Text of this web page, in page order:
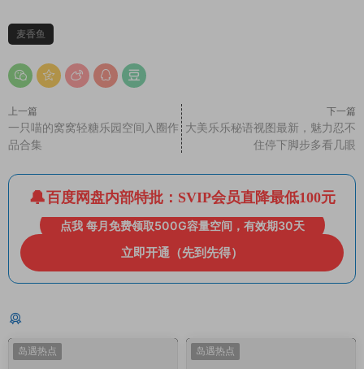
麦香鱼
上一篇
一只喵的窝窝轻糖乐园空间入圈作
品合集
下一篇
大美乐乐秘语视图最新，魅力忍不
住停下脚步多看几眼
百度网盘内部特批：SVIP会员直降最低100元
点我 每月免费领取500G容量空间，有效期30天
立即开通（先到先得）
岛遇热点 岛遇热点